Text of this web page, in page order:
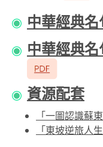
中華經典
中華經典
資源配套
「一圖認識蘇
「東坡逆旅人